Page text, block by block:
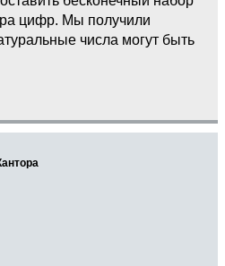
цифр. Мы получили
числа могут быть